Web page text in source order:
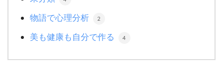
物語で心理分析 2
美も健康も自分で作る 4